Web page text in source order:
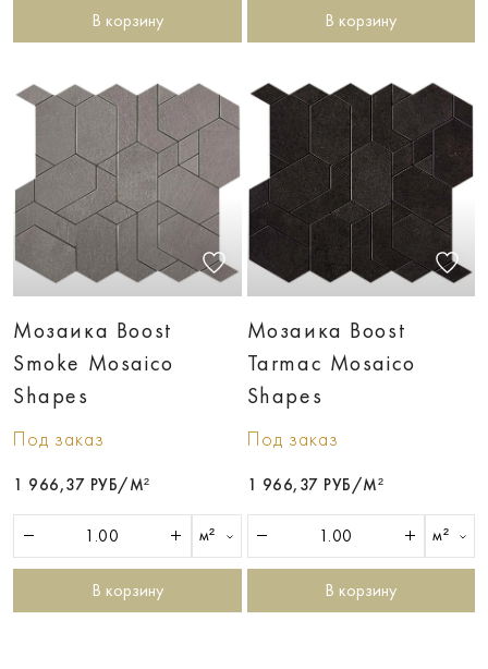
В корзину В корзину
Мозаика Boost
Smoke Mosaico
Shapes
Под заказ
1 966,37 РУБ/М²
м²
В корзину
Мозаика Boost
Tarmac Mosaico
Shapes
Под заказ
1 966,37 РУБ/М²
м²
В корзину